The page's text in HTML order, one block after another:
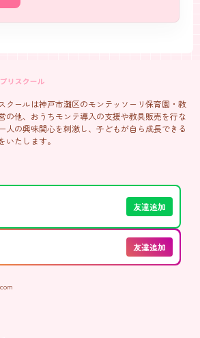
クールは神戸市灘区のモンテッソーリ保育園・教
の他、おうちモンテ導入の支援や教具販売を行な
人の興味関心を刺激し、子どもが自ら成長できる
いたします。
友達追加
友達追加